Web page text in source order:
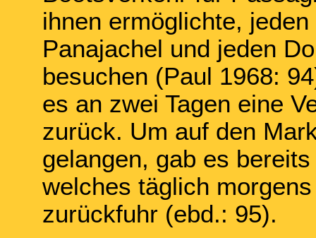
ihnen ermöglichte,
Panajachel und jeden
besuchen (Paul 1968:
es an zwei Tagen eine
zurück. Um auf den
gelangen, gab es
welches täglich
zurückfuhr (ebd.: 95).